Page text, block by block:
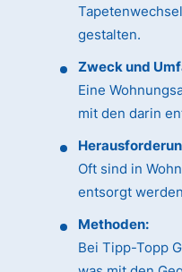
gestalten.
Zweck und
Eine
mit den darin
Oft sind in
entsorgt
Methoden:
Bei Tipp-Topp